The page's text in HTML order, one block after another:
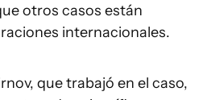
otros casos están
internacionales.
que trabajó en el caso,